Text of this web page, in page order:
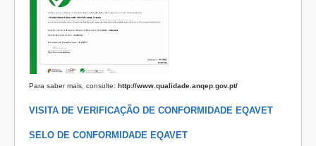
Para saber mais, consulte: http://www.qualidade.anqep.gov.pt/
VISITA DE VERIFICAÇÃO DE CONFORMIDADE EQAVET
SELO DE CONFORMIDADE EQAVET